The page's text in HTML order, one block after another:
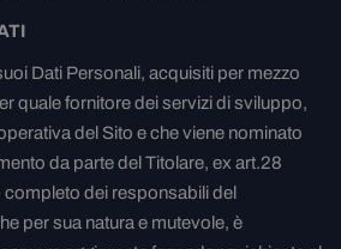
Dati Personali, acquisiti per mezzo
quale fornitore dei servizi di sviluppo,
del Sito e che viene nominato
da parte del Titolare, ex art.28
completo dei responsabili del
per sua natura e mutevole, è